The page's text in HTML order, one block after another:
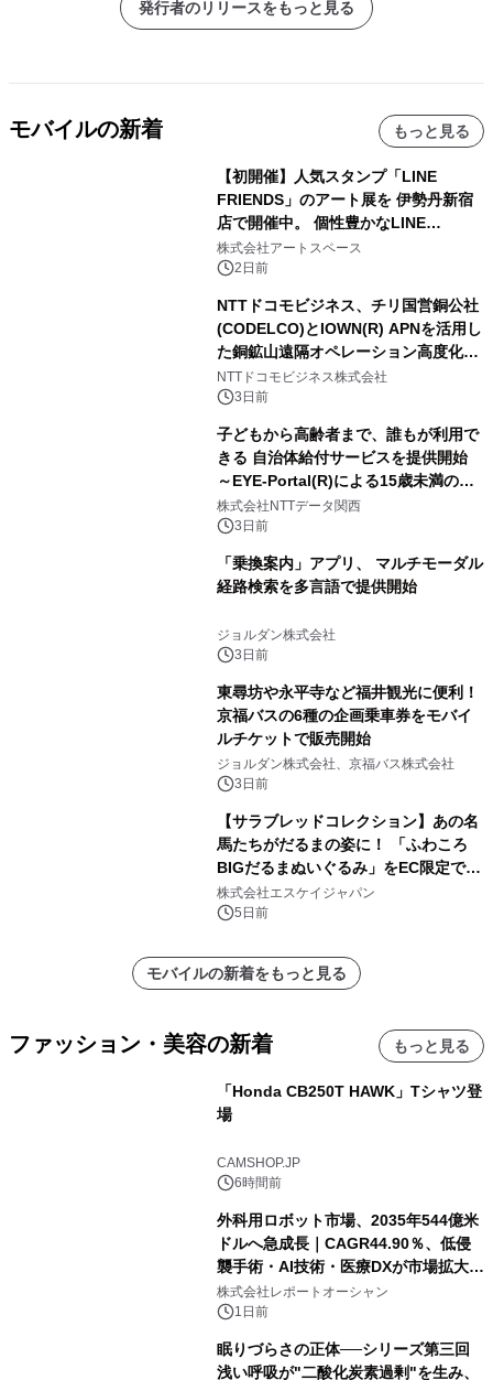
発行者のリリースをもっと見る
モバイルの新着 もっと見る
【初開催】人気スタンプ「LINE
FRIENDS」のアート展を 伊勢丹新宿
店で開催中。 個性豊かなLINE
FRIENDSの仲間たちが インテリアア
ートとして新たな魅力を発信。
株式会社アートスペース
2日前
NTTドコモビジネス、チリ国営銅公社
(CODELCO)とIOWN(R) APNを活用し
た銅鉱山遠隔オペレーション高度化に
向けた調査・実証を開始
NTTドコモビジネス株式会社
3日前
子どもから高齢者まで、誰もが利用で
きる 自治体給付サービスを提供開始
～EYE-Portal(R)による15歳未満の本
人認証と デジタルデバイド対策で実現
～
株式会社NTTデータ関西
3日前
「乗換案内」アプリ、 マルチモーダル
経路検索を多言語で提供開始
ジョルダン株式会社
3日前
東尋坊や永平寺など福井観光に便利！
京福バスの6種の企画乗車券をモバイ
ルチケットで販売開始
ジョルダン株式会社、京福バス株式会社
3日前
【サラブレッドコレクション】あの名
馬たちがだるまの姿に！ 「ふわころ
BIGだるまぬいぐるみ」をEC限定で受
注販売開始
株式会社エスケイジャパン
5日前
モバイルの新着をもっと見る
ファッション・美容の新着 もっと見る
「Honda CB250T HAWK」Tシャツ登
場
CAMSHOP.JP
6時間前
外科用ロボット市場、2035年544億米
ドルへ急成長｜CAGR44.90％、低侵
襲手術・AI技術・医療DXが市場拡大を
牽引
株式会社レポートオーシャン
1日前
眠りづらさの正体──シリーズ第三回
浅い呼吸が"二酸化炭素過剰"を生み、